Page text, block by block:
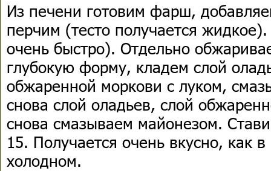
Из печени готовим фарш,
перчим (тесто получается
очень быстро). Отдельно
глубокую форму, кладем слой
обжаренной моркови с луком,
снова слой оладьев, слой
снова смазываем майонезом.
15. Получается очень вкусно, как
холодном.